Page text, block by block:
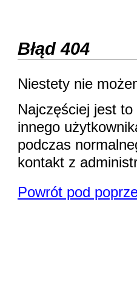
Błąd 404
Niestety nie
Najczęściej jest
innego
podczas
kontakt z
Powrót pod